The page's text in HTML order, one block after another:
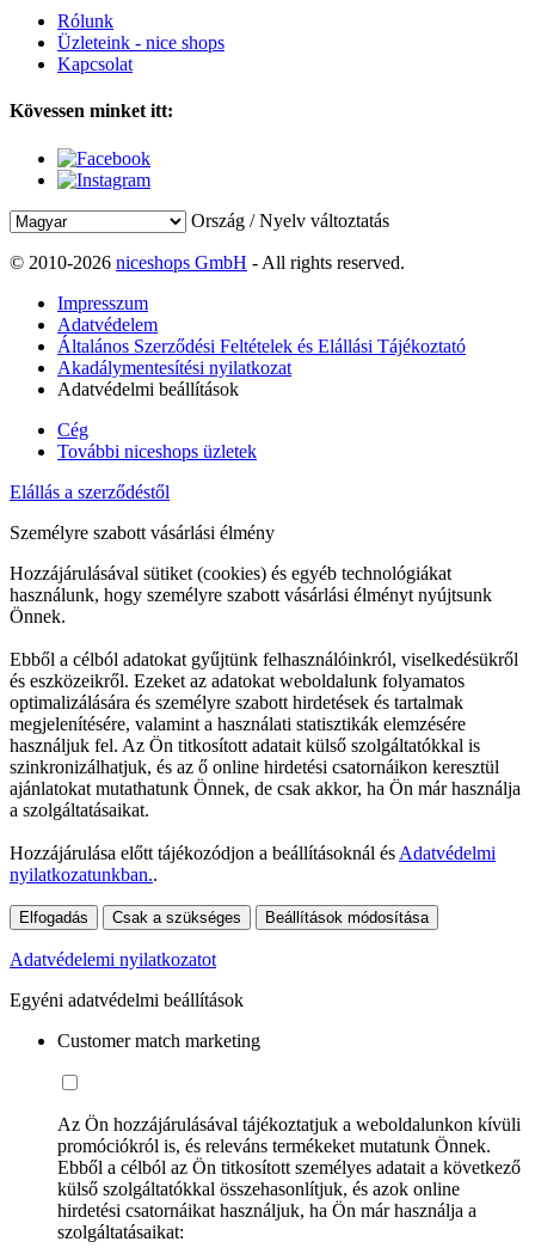
Rólunk
Üzleteink - nice shops
Kapcsolat
Kövessen minket itt:
Ország / Nyelv változtatás
© 2010-2026 niceshops GmbH - All rights reserved.
Impresszum
Adatvédelem
Általános Szerződési Feltételek és Elállási Tájékoztató
Akadálymentesítési nyilatkozat
Adatvédelmi beállítások
Cég
További niceshops üzletek
Elállás a szerződéstől
Személyre szabott vásárlási élmény
Hozzájárulásával sütiket (cookies) és egyéb technológiákat
használunk, hogy személyre szabott vásárlási élményt nyújtsunk
Önnek.
Ebből a célból adatokat gyűjtünk felhasználóinkról, viselkedésükről
és eszközeikről. Ezeket az adatokat weboldalunk folyamatos
optimalizálására és személyre szabott hirdetések és tartalmak
megjelenítésére, valamint a használati statisztikák elemzésére
használjuk fel. Az Ön titkosított adatait külső szolgáltatókkal is
szinkronizálhatjuk, és az ő online hirdetési csatornáikon keresztül
ajánlatokat mutathatunk Önnek, de csak akkor, ha Ön már használja
a szolgáltatásaikat.
Hozzájárulása előtt tájékozódjon a beállításoknál és Adatvédelmi
nyilatkozatunkban..
Elfogadás Csak a szükséges Beállítások módosítása
Adatvédelemi nyilatkozatot
Egyéni adatvédelmi beállítások
Customer match marketing
Az Ön hozzájárulásával tájékoztatjuk a weboldalunkon kívüli
promóciókról is, és releváns termékeket mutatunk Önnek.
Ebből a célból az Ön titkosított személyes adatait a következő
külső szolgáltatókkal összehasonlítjuk, és azok online
hirdetési csatornáikat használjuk, ha Ön már használja a
szolgáltatásaikat: